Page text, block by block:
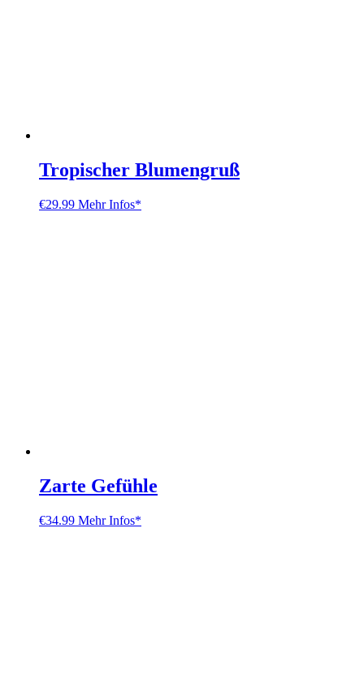
Tropischer Blumengruß
€29.99 Mehr Infos*
Zarte Gefühle
€34.99 Mehr Infos*